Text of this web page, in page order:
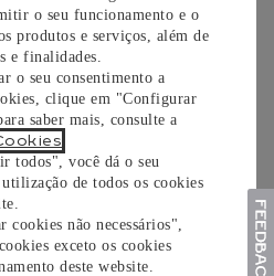
o seu funcionamento e o
produtos e serviços, além de
e finalidades.
o seu consentimento a
clique em "Configurar
saber mais, consulte a
todos", você dá o seu
de todos os cookies
não necessários",
exceto os cookies
deste website.